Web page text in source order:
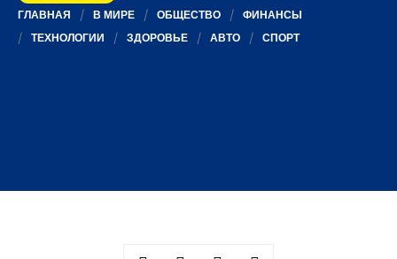
ГЛАВНАЯ В МИРЕ ОБЩЕСТВО
ФИНАНСЫ
ТЕХНОЛОГИИ
ЗДОРОВЬЕ АВТО СПОРТ